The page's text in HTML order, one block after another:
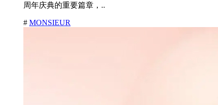
周年庆典的重要篇章，..
# MONSIEUR